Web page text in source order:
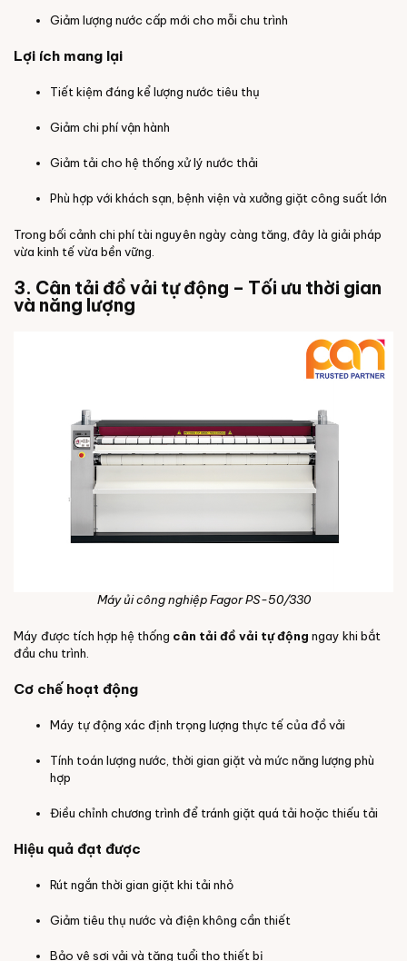
Giảm lượng nước cấp mới cho mỗi chu trình
Lợi ích mang lại
Tiết kiệm đáng kể lượng nước tiêu thụ
Giảm chi phí vận hành
Giảm tải cho hệ thống xử lý nước thải
Phù hợp với khách sạn, bệnh viện và xưởng giặt công suất lớn
Trong bối cảnh chi phí tài nguyên ngày càng tăng, đây là giải pháp
vừa kinh tế vừa bền vững.
3. Cân tải đồ vải tự động – Tối ưu thời gian
và năng lượng
Máy ủi công nghiệp Fagor PS-50/330
Máy được tích hợp hệ thống cân tải đồ vải tự động ngay khi bắt
đầu chu trình.
Cơ chế hoạt động
Máy tự động xác định trọng lượng thực tế của đồ vải
Tính toán lượng nước, thời gian giặt và mức năng lượng phù
hợp
Điều chỉnh chương trình để tránh giặt quá tải hoặc thiếu tải
Hiệu quả đạt được
Rút ngắn thời gian giặt khi tải nhỏ
Giảm tiêu thụ nước và điện không cần thiết
Bảo vệ sợi vải và tăng tuổi thọ thiết bị